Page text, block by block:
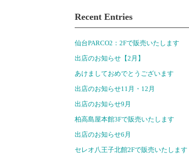
Recent Entries
仙台PARCO2：2Fで販売いたします
出店のお知らせ【2月】
あけましておめでとうございます
出店のお知らせ11月・12月
出店のお知らせ9月
柏高島屋本館3Fで販売いたします
出店のお知らせ6月
セレオ八王子北館2Fで販売いたします